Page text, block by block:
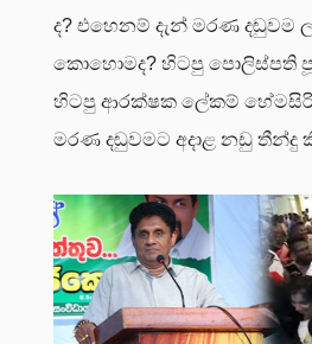
ද? එහෙනම් දැන් මරණ දඬුවම
කොහොමද? හිටපු පොලිස්පති
හිටපු ආරක්ෂක ලේකම් හේමසිරි
මරණ දඬුවමට අදාළ නඩු තීන්දු